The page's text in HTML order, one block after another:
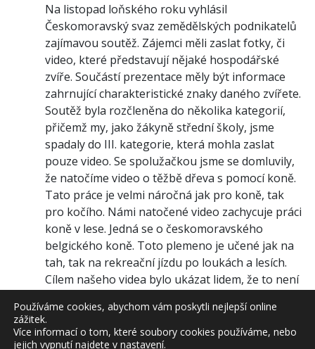
Na listopad loňského roku vyhlásil
Českomoravský svaz zemědělských podnikatelů
zajímavou soutěž. Zájemci měli zaslat fotky, či
video, které představují nějaké hospodářské
zvíře. Součástí prezentace měly být informace
zahrnující charakteristické znaky daného zvířete.
Soutěž byla rozčleněna do několika kategorií,
přičemž my, jako žákyně střední školy, jsme
spadaly do III. kategorie, která mohla zaslat
pouze video. Se spolužačkou jsme se domluvily,
že natočíme video o těžbě dřeva s pomocí koně.
Tato práce je velmi náročná jak pro koně, tak
pro kočího. Námi natočené video zachycuje práci
koně v lese. Jedná se o českomoravského
belgického koně. Toto plemeno je učené jak na
tah, tak na rekreační jízdu po loukách a lesích.
Cílem našeho videa bylo ukázat lidem, že to není
vyspí a jak zvládá reagovat na povely typu hoj,
prr, hyje… Pokud máte pocit, že na tom nic není,
Používáme cookies, abychom vám poskytli nejlepší online
zážitek.
Více informací o tom, které soubory cookies používáme, nebo
jejich vypnutí najdete v nastavení.